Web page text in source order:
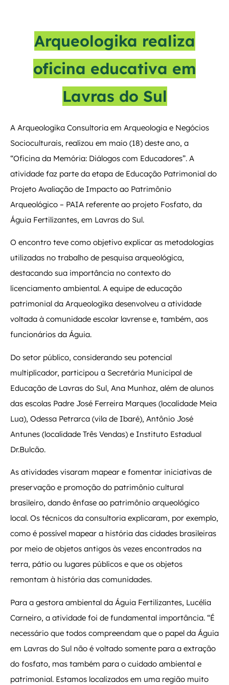
Arqueologika realiza
oficina educativa em
Lavras do Sul
A Arqueologika Consultoria em Arqueologia e Negócios
Socioculturais, realizou em maio (18) deste ano, a
“Oficina da Memória: Diálogos com Educadores”. A
atividade faz parte da etapa de Educação Patrimonial do
Projeto Avaliação de Impacto ao Patrimônio
Arqueológico – PAIA referente ao projeto Fosfato, da
Águia Fertilizantes, em Lavras do Sul.
O encontro teve como objetivo explicar as metodologias
utilizadas no trabalho de pesquisa arqueológica,
destacando sua importância no contexto do
licenciamento ambiental. A equipe de educação
patrimonial da Arqueologika desenvolveu a atividade
voltada à comunidade escolar lavrense e, também, aos
funcionários da Águia.
Do setor público, considerando seu potencial
multiplicador, participou a Secretária Municipal de
Educação de Lavras do Sul, Ana Munhoz, além de alunos
das escolas Padre José Ferreira Marques (localidade Meia
Lua), Odessa Petrarca (vila de Ibaré), Antônio José
Antunes (localidade Três Vendas) e Instituto Estadual
Dr.Bulcão.
As atividades visaram mapear e fomentar iniciativas de
preservação e promoção do patrimônio cultural
brasileiro, dando ênfase ao patrimônio arqueológico
local. Os técnicos da consultoria explicaram, por exemplo,
como é possível mapear a história das cidades brasileiras
por meio de objetos antigos às vezes encontrados na
terra, pátio ou lugares públicos e que os objetos
remontam à história das comunidades.
Para a gestora ambiental da Águia Fertilizantes, Lucélia
Carneiro, a atividade foi de fundamental importância. “É
necessário que todos compreendam que o papel da Águia
em Lavras do Sul não é voltado somente para a extração
do fosfato, mas também para o cuidado ambiental e
patrimonial. Estamos localizados em uma região muito